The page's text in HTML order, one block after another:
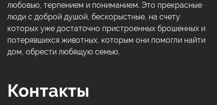
любовью, терпением и пониманием. Это прекрасные
люди с доброй душой, бескорыстные, на счету
которых уже достаточно пристроенных брошенных и
потерявшихся животных, которым они помогли найти
дом, обрести любящую семью.
Контакты